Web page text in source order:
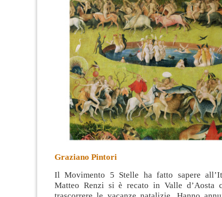
Graziano Pintori
Il Movimento 5 Stelle ha fatto sapere
Matteo Renzi si è recato in Valle d’Aosta